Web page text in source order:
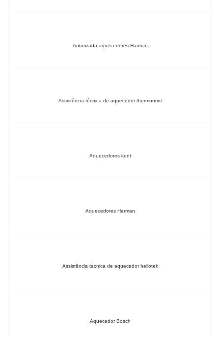
Autorizada aquecedores Harman
Assistência técnica de aquecedor thermontini
Aquecedores kent
Aquecedores Harman
Assistência técnica de aquecedor heliotek
Aquecedor Bosch